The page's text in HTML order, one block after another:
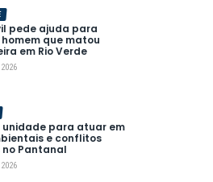
pede ajuda para
que matou
em Rio Verde
unidade para atuar em
e conflitos
Pantanal